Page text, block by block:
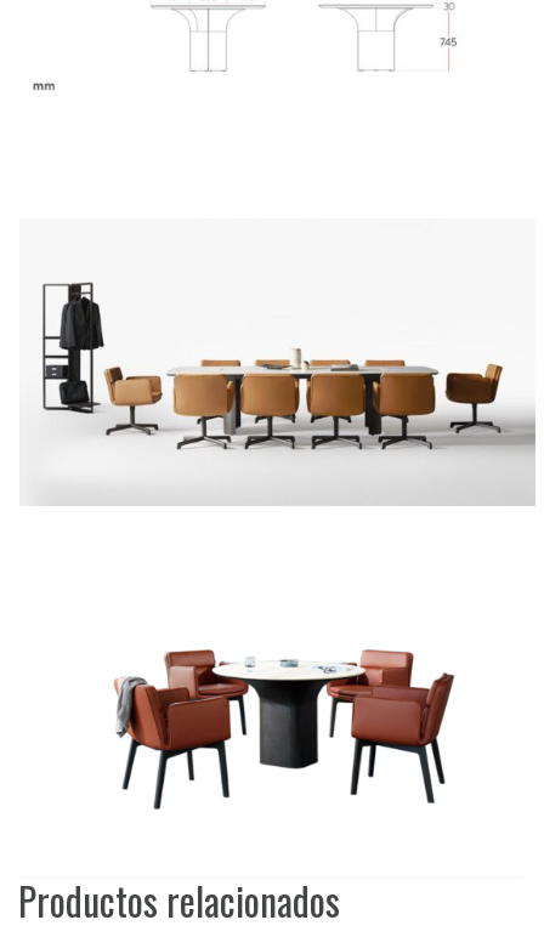
Productos relacionados